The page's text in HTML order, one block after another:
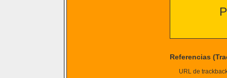
Referencias
URL de